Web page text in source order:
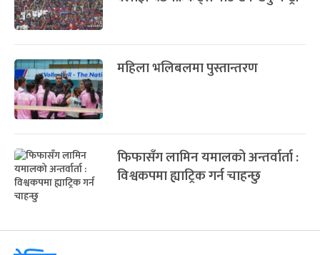
महिला भलिबलमा पुस्तान्तरण
फिफासँग लामिन यमालको अन्तर्वार्ता :
विश्वकपमा ह्याट्रिक गर्न चाहन्छु